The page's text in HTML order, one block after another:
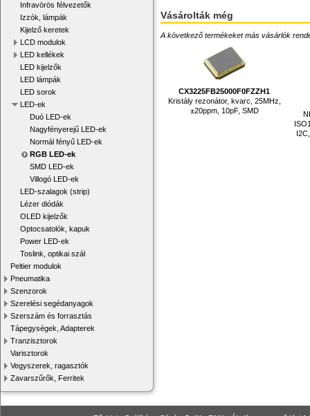
Infravörös félvezetők
Izzók, lámpák
Kijelző keretek
LCD modulok
LED kellékek
LED kijelzők
LED lámpák
LED sorok
LED-ek
Duó LED-ek
Nagyfényerejű LED-ek
Normál fényű LED-ek
RGB LED-ek
SMD LED-ek
Villogó LED-ek
LED-szalagok (strip)
Lézer diódák
OLED kijelzők
Optocsatolók, kapuk
Power LED-ek
Toslink, optikai szál
Peltier modulok
Pneumatika
Szenzorok
Szerelési segédanyagok
Szerszám és forrasztás
Tápegységek, Adapterek
Tranzisztorok
Varisztorok
Vegyszerek, ragasztók
Zavarszűrők, Ferritek
Vásárolták még
A következő termékeket más vásárlók
CX3225FB25000F0FZZH1
Kristály rezonátor, kvarc, 25MHz,
±20ppm, 10pF, SMD